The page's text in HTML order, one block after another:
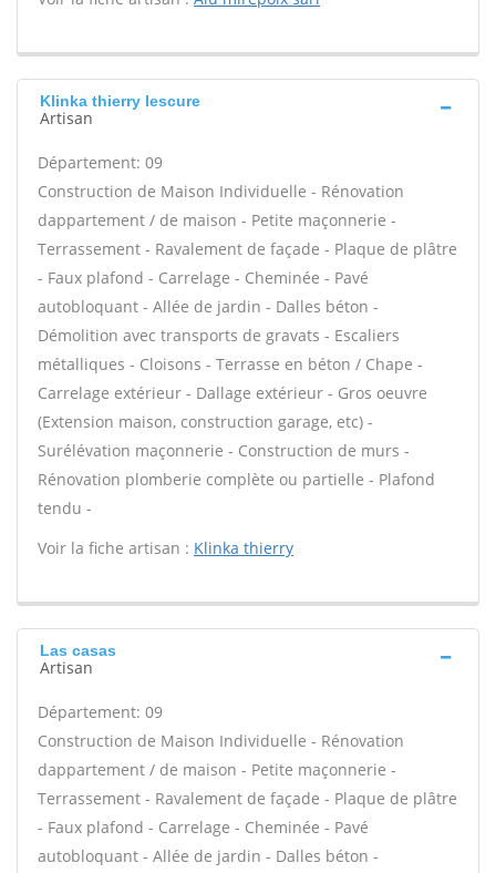
Klinka thierry lescure
Artisan
Département: 09
Construction de Maison Individuelle - Rénovation
dappartement / de maison - Petite maçonnerie -
Terrassement - Ravalement de façade - Plaque de plâtre
- Faux plafond - Carrelage - Cheminée - Pavé
autobloquant - Allée de jardin - Dalles béton -
Démolition avec transports de gravats - Escaliers
métalliques - Cloisons - Terrasse en béton / Chape -
Carrelage extérieur - Dallage extérieur - Gros oeuvre
(Extension maison, construction garage, etc) -
Surélévation maçonnerie - Construction de murs -
Rénovation plomberie complète ou partielle - Plafond
tendu -
Voir la fiche artisan : Klinka thierry
Las casas
Artisan
Département: 09
Construction de Maison Individuelle - Rénovation
dappartement / de maison - Petite maçonnerie -
Terrassement - Ravalement de façade - Plaque de plâtre
- Faux plafond - Carrelage - Cheminée - Pavé
autobloquant - Allée de jardin - Dalles béton -